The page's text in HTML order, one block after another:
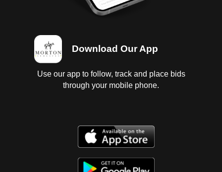
Download Our App
Use our app to follow, track and place bids
through your mobile phone.